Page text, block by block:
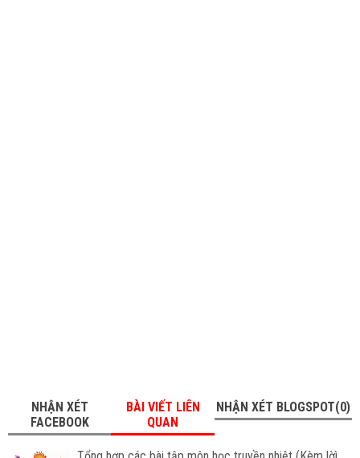
NHẬN XÉT
FACEBOOK
BÀI VIẾT LIÊN
QUAN
NHẬN XÉT BLOGSPOT(0)